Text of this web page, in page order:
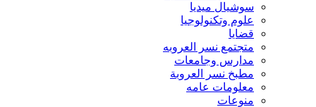
سوشيال ميديا
علوم وتكنولوجيا
قضايا
متجتمع نسر العروبه
مدارس وجامعات
مطبخ نسر العروبة
معلومات عامه
منوعات